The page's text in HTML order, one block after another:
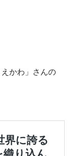
かわ」さんの